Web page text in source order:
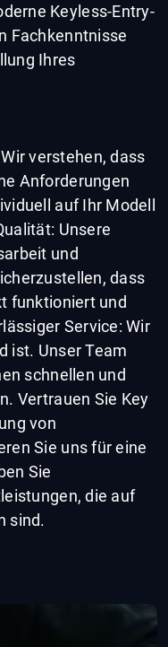
Keyless-Entry-
Fachkenntnisse
Ihres
verstehen, dass
Anforderungen
auf Ihr Modell
Unsere
und
dass
funktioniert und
Service: Wir
ist. Unser Team
schnellen und
Vertrauen Sie Key
von
Sie uns für eine
Sie
die auf
sind.